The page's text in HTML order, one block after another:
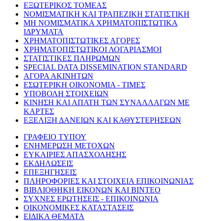
ΕΞΩΤΕΡΙΚΟΣ ΤΟΜΕΑΣ
ΝΟΜΙΣΜΑΤΙΚΗ ΚΑΙ ΤΡΑΠΕΖΙΚΗ ΣΤΑΤΙΣΤΙΚΗ
ΜΗ ΝΟΜΙΣΜΑΤΙΚΑ ΧΡΗΜΑΤΟΠΙΣΤΩΤΙΚΑ
ΙΔΡΥΜΑΤΑ
ΧΡΗΜΑΤΟΠΙΣΤΩΤΙΚΕΣ ΑΓΟΡΕΣ
ΧΡΗΜΑΤΟΠΙΣΤΩΤΙΚΟΙ ΛΟΓΑΡΙΑΣΜΟΙ
ΣΤΑΤΙΣΤΙΚΕΣ ΠΛΗΡΩΜΩΝ
SPECIAL DATA DISSEMINATION STANDARD
ΑΓΟΡΑ ΑΚΙΝΗΤΩΝ
ΕΣΩΤΕΡΙΚΗ ΟΙΚΟΝΟΜΙΑ - ΤΙΜΕΣ
ΥΠΟΒΟΛΗ ΣΤΟΙΧΕΙΩΝ
ΚΙΝΗΣΗ ΚΑΙ ΑΠΑΤΗ ΤΩΝ ΣΥΝΑΛΛΑΓΩΝ ΜΕ
ΚΑΡΤΕΣ
ΕΞΕΛΙΞΗ ΔΑΝΕΙΩΝ ΚΑΙ ΚΑΘΥΣΤΕΡΗΣΕΩΝ
ΓΡΑΦΕΙΟ ΤΥΠΟΥ
ΕΝΗΜΕΡΩΣΗ ΜΕΤΟΧΩΝ
ΕΥΚΑΙΡΙΕΣ ΑΠΑΣΧΟΛΗΣΗΣ
ΕΚΔΗΛΩΣΕΙΣ
ΕΠΕΞΗΓΗΣΕΙΣ
ΠΛΗΡΟΦΟΡΙΕΣ ΚΑΙ ΣΤΟΙΧΕΙΑ ΕΠΙΚΟΙΝΩΝΙΑΣ
ΒΙΒΛΙΟΘΗΚΗ ΕΙΚΟΝΩΝ ΚΑΙ ΒΙΝΤΕΟ
ΣΥΧΝΕΣ ΕΡΩΤΗΣΕΙΣ - ΕΠΙΚΟΙΝΩΝΙΑ
ΟΙΚΟΝΟΜΙΚΕΣ ΚΑΤΑΣΤΑΣΕΙΣ
ΕΙΔΙΚΑ ΘΕΜΑΤΑ